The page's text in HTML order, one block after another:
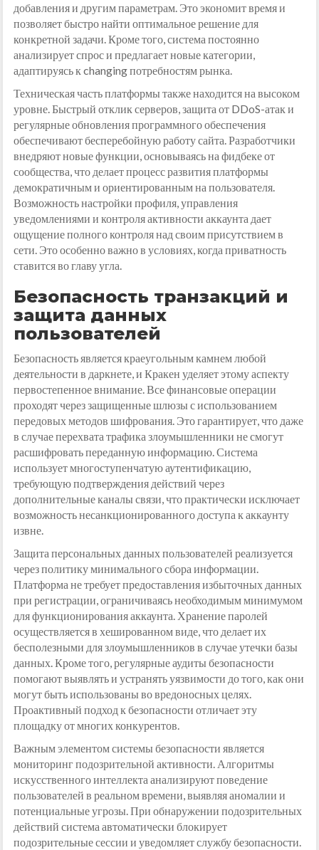
добавления и другим параметрам. Это экономит время и
позволяет быстро найти оптимальное решение для
конкретной задачи. Кроме того, система постоянно
анализирует спрос и предлагает новые категории,
адаптируясь к changing потребностям рынка.
Техническая часть платформы также находится на высоком
уровне. Быстрый отклик серверов, защита от DDoS-атак и
регулярные обновления программного обеспечения
обеспечивают бесперебойную работу сайта. Разработчики
внедряют новые функции, основываясь на фидбеке от
сообщества, что делает процесс развития платформы
демократичным и ориентированным на пользователя.
Возможность настройки профиля, управления
уведомлениями и контроля активности аккаунта дает
ощущение полного контроля над своим присутствием в
сети. Это особенно важно в условиях, когда приватность
ставится во главу угла.
Безопасность транзакций и
защита данных
пользователей
Безопасность является краеугольным камнем любой
деятельности в даркнете, и Кракен уделяет этому аспекту
первостепенное внимание. Все финансовые операции
проходят через защищенные шлюзы с использованием
передовых методов шифрования. Это гарантирует, что даже
в случае перехвата трафика злоумышленники не смогут
расшифровать переданную информацию. Система
использует многоступенчатую аутентификацию,
требующую подтверждения действий через
дополнительные каналы связи, что практически исключает
возможность несанкционированного доступа к аккаунту
извне.
Защита персональных данных пользователей реализуется
через политику минимального сбора информации.
Платформа не требует предоставления избыточных данных
при регистрации, ограничиваясь необходимым минимумом
для функционирования аккаунта. Хранение паролей
осуществляется в хешированном виде, что делает их
бесполезными для злоумышленников в случае утечки базы
данных. Кроме того, регулярные аудиты безопасности
помогают выявлять и устранять уязвимости до того, как они
могут быть использованы во вредоносных целях.
Проактивный подход к безопасности отличает эту
площадку от многих конкурентов.
Важным элементом системы безопасности является
мониторинг подозрительной активности. Алгоритмы
искусственного интеллекта анализируют поведение
пользователей в реальном времени, выявляя аномалии и
потенциальные угрозы. При обнаружении подозрительных
действий система автоматически блокирует
подозрительные сессии и уведомляет службу безопасности.